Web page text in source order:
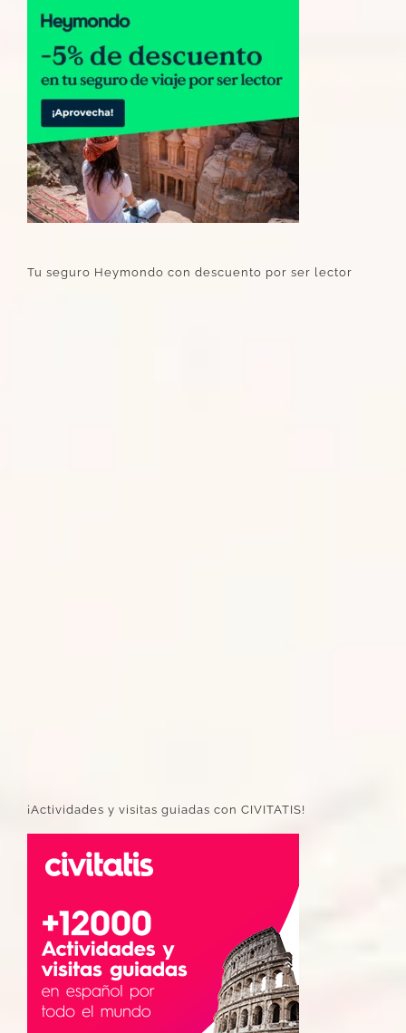
Tu seguro Heymondo con descuento por ser lector
¡Actividades y visitas guiadas con CIVITATIS!